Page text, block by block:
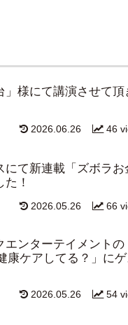
」様にて講演させて頂
46
2026.06.26
にて新連載「ズボラお
！
66
2026.05.26
エンターテイメントの
康ケアしてる？」に
54
2026.05.26